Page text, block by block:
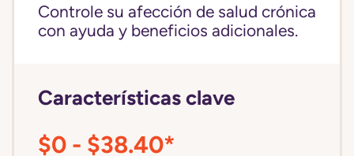
Controle su afección de salud crónica
con ayuda y beneficios adicionales.
Características clave
$0 - $38.40*